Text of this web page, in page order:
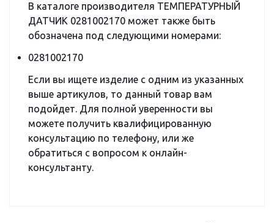
В каталоге производителя ТЕМПЕРАТУРНЫЙ
ДАТЧИК 0281002170 может также быть
обозначена под следующими номерами:
0281002170
Если вы ищете изделие с одним из указанных
выше артикулов, то данный товар вам
подойдет. Для полной уверенности вы
можете получить квалифицированную
консультацию по телефону, или же
обратиться с вопросом к онлайн-
консультанту.